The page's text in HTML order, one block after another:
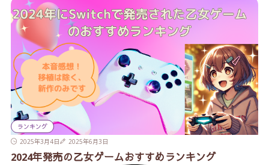
ランキング
2025年3月4日
2025年6月3日
2024年発売の乙女ゲームおすすめランキング